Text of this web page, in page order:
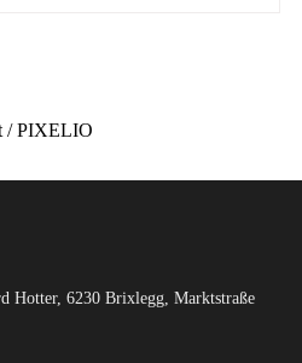
/ PIXELIO
Hotter, 6230 Brixlegg, Marktstraße